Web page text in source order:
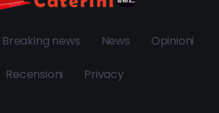
Breaking news News Opinioni
Recensioni Privacy